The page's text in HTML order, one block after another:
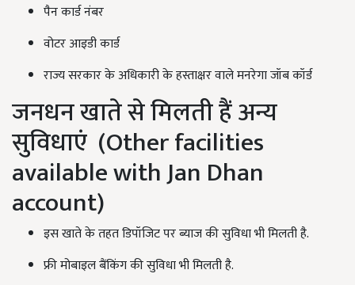
पैन कार्ड नंबर
वोटर आइडी कार्ड
राज्य सरकार के अधिकारी के हस्ताक्षर वाले मनरेगा जॉब कॉर्ड
जनधन खाते से मिलती हैं अन्य
सुविधाएं (Other facilities
available with Jan Dhan
account)
इस खाते के तहत डिपॉजिट पर ब्याज की सुविधा भी मिलती है.
फ्री मोबाइल बैंकिंग की सुविधा भी मिलती है.